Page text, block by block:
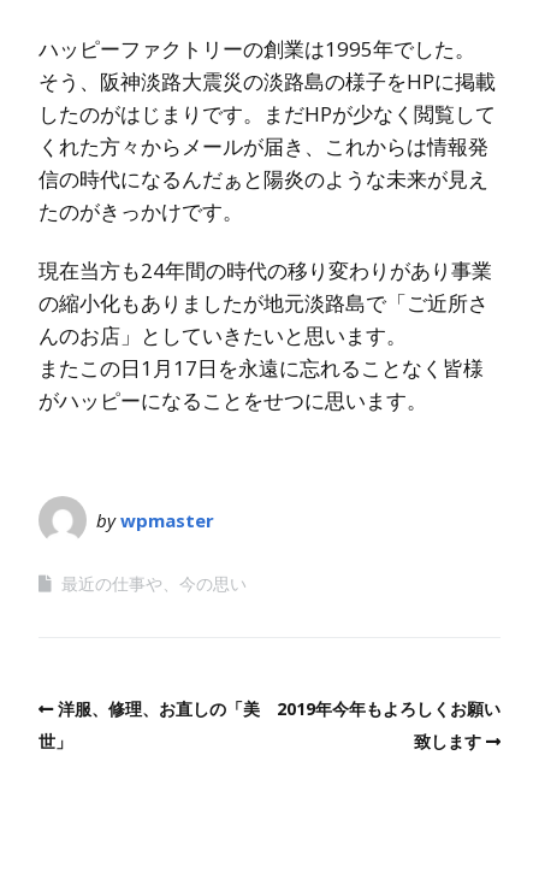
ハッピーファクトリーの創業は1995年でした。
そう、阪神淡路大震災の淡路島の様子をHPに掲載
したのがはじまりです。まだHPが少なく閲覧して
くれた方々からメールが届き、これからは情報発
信の時代になるんだぁと陽炎のような未来が見え
たのがきっかけです。
現在当方も24年間の時代の移り変わりがあり事業
の縮小化もありましたが地元淡路島で「ご近所さ
んのお店」としていきたいと思います。
またこの日1月17日を永遠に忘れることなく皆様
がハッピーになることをせつに思います。
bywpmaster
最近の仕事や、今の思い
洋服、修理、お直しの「美
世」
2019年今年もよろしくお願い
致します